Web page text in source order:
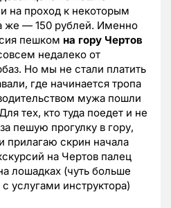
на проход к некоторым
же — 150 рублей. Именно
пешком на гору Чертов
недалеко от
Но мы не стали платить
где начинается тропа
мужа пошли
тех, кто туда поедет и не
пешую прогулку в гору,
прилагаю скрин начала
на Чертов палец
лошадках (чуть больше
услугами инструктора)